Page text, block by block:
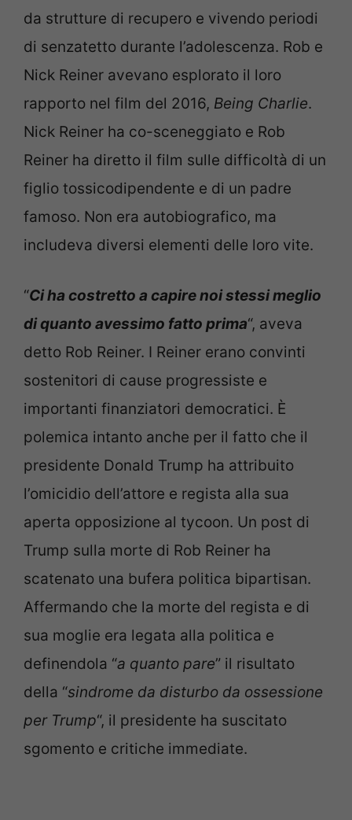
da strutture di recupero e vivendo periodi
di senzatetto durante l’adolescenza. Rob e
Nick Reiner avevano esplorato il loro
rapporto nel film del 2016, Being Charlie.
Nick Reiner ha co-sceneggiato e Rob
Reiner ha diretto il film sulle difficoltà di un
figlio tossicodipendente e di un padre
famoso. Non era autobiografico, ma
includeva diversi elementi delle loro vite.
“Ci ha costretto a capire noi stessi meglio
di quanto avessimo fatto prima“, aveva
detto Rob Reiner. I Reiner erano convinti
sostenitori di cause progressiste e
importanti finanziatori democratici. È
polemica intanto anche per il fatto che il
presidente Donald Trump ha attribuito
l’omicidio dell’attore e regista alla sua
aperta opposizione al tycoon. Un post di
Trump sulla morte di Rob Reiner ha
scatenato una bufera politica bipartisan.
Affermando che la morte del regista e di
sua moglie era legata alla politica e
definendola “a quanto pare” il risultato
della “sindrome da disturbo da ossessione
per Trump“, il presidente ha suscitato
sgomento e critiche immediate.